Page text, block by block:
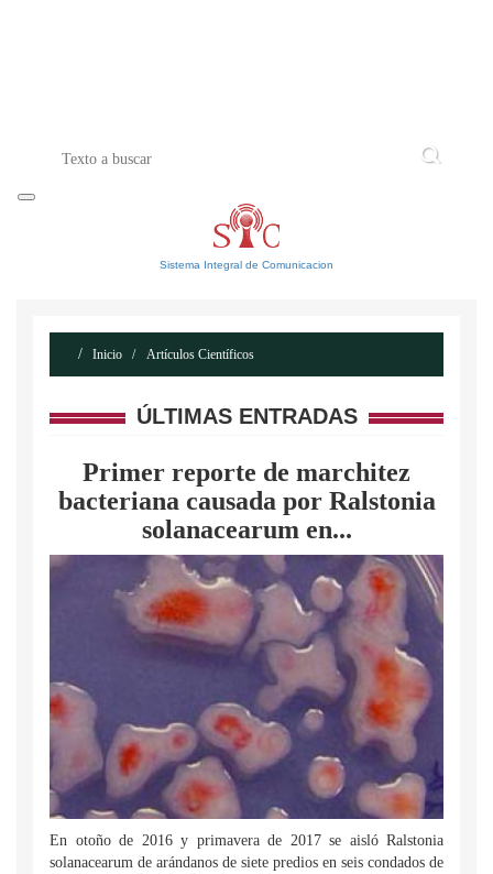
Sistema Integral de Comunicacion
Inicio Artículos Científicos
ÚLTIMAS ENTRADAS
Primer reporte de marchitez
bacteriana causada por Ralstonia
solanacearum en...
En otoño de 2016 y primavera de 2017 se aisló Ralstonia
solanacearum de arándanos de siete predios en seis condados de